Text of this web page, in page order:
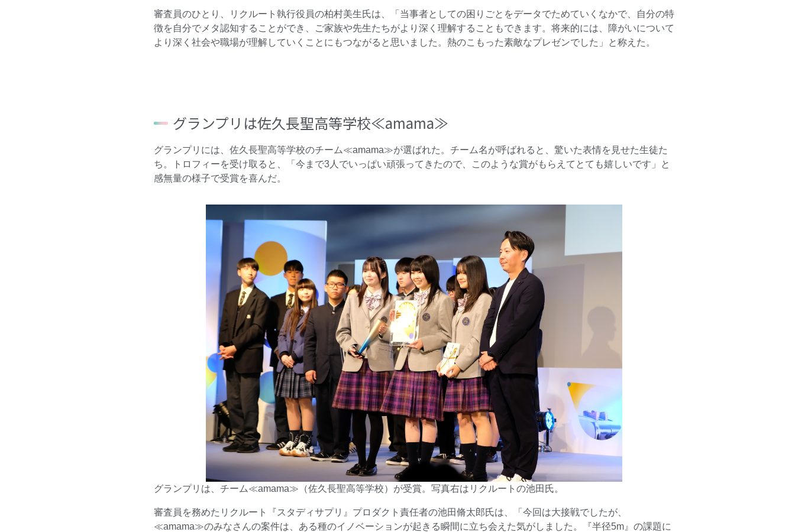
審査員のひとり、リクルート執行役員の柏村美生氏は、「当事者としての困りごとをデータでためていくなかで、自分の特
徴を自分でメタ認知することができ、ご家族や先生たちがより深く理解することもできます。将来的には、障がいについて
より深く社会や職場が理解していくことにもつながると思いました。熱のこもった素敵なプレゼンでした」と称えた。
グランプリは佐久長聖高等学校≪amama≫
グランプリには、佐久長聖高等学校のチーム≪amama≫が選ばれた。チーム名が呼ばれると、驚いた表情を見せた生徒た
ち。トロフィーを受け取ると、「今まで3人でいっぱい頑張ってきたので、このような賞がもらえてとても嬉しいです」と
感無量の様子で受賞を喜んだ。
グランプリは、チーム≪amama≫（佐久長聖高等学校）が受賞。写真右はリクルートの池田氏。
審査員を務めたリクルート『スタディサプリ』プロダクト責任者の池田脩太郎氏は、「今回は大接戦でしたが、
≪amama≫のみなさんの案件は、ある種のイノベーションが起きる瞬間に立ち会えた気がしました。『半径5m』の課題に